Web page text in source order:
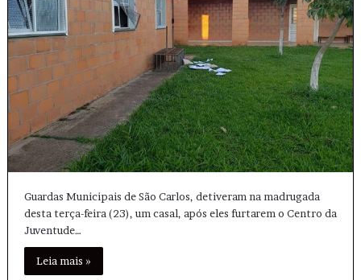
Guardas Municipais de São Carlos, detiveram na madrugada
desta terça-feira (23), um casal, após eles furtarem o Centro da
Juventude…
Leia mais »